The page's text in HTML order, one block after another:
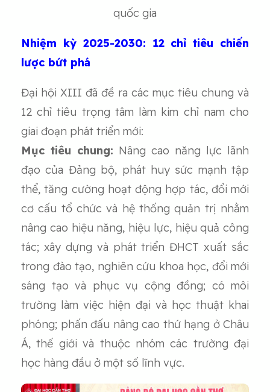
quốc gia
Nhiệm kỳ 2025-2030: 12 chỉ tiêu chiến
lược bứt phá
Đại hội XIII đã đề ra các mục tiêu chung và
12 chỉ tiêu trọng tâm làm kim chỉ nam cho
giai đoạn phát triển mới:
Mục tiêu chung: Nâng cao năng lực lãnh
đạo của Đảng bộ, phát huy sức mạnh tập
thể, tăng cường hoạt động hợp tác, đổi mới
cơ cấu tổ chức và hệ thống quản trị nhằm
nâng cao hiệu năng, hiệu lực, hiệu quả công
tác; xây dựng và phát triển ĐHCT xuất sắc
trong đào tạo, nghiên cứu khoa học, đổi mới
sáng tạo và phục vụ cộng đồng; có môi
trường làm việc hiện đại và học thuật khai
phóng; phấn đấu nâng cao thứ hạng ở Châu
Á, thế giới và thuộc nhóm các trường đại
học hàng đầu ở một số lĩnh vực.